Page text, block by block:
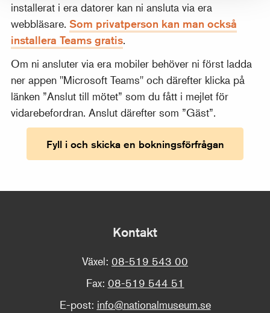
installerat i era datorer kan ni ansluta via era
webbläsare.Som privatperson kan man också
installera Teams gratis.
Om ni ansluter via era mobiler behöver ni först ladda
ner appen "Microsoft Teams" och därefter klicka på
länken ”Anslut till mötet” som du fått i mejlet för
vidarebefordran. Anslut därefter som ”Gäst”.
Fyll i och skicka en bokningsförfrågan
Kontakt
Växel: 08-519 543 00
Fax: 08-519 544 51
E-post: info@nationalmuseum.se